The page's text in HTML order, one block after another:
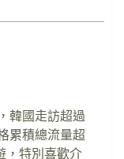
韓國走訪超過
累積總流量超
，特別喜歡介